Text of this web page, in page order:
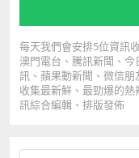
個驚人的要求，
准她ldquo;安樂死
說下，以及自己放
念頭。 家庭暴力
天活在陰影裏的生
26宗家庭暴力個
兒童7宗、長者1宗
工局須制訂審視法
每天我們會安排5位資訊
澳門電台、騰訊新聞、
訊、蘋果動新聞、微信
收集最新鮮、最勁爆的
訊綜合編輯、排版發佈